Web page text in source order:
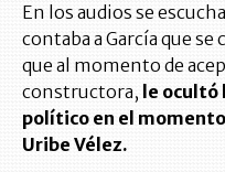
En los audios se
contaba a García que
que al momento de
constructora, le
político en el
Uribe Vélez.